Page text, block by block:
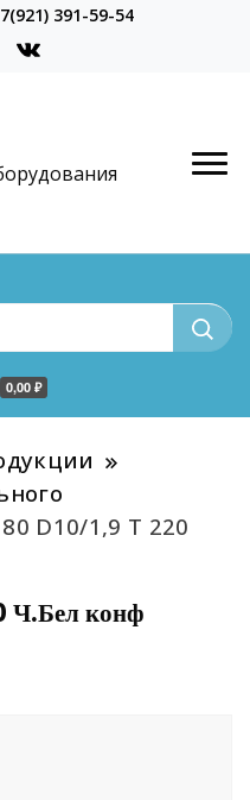
391-59-54
0,00 ₽
D10/1,9 Т 220
Ч.Бел конф